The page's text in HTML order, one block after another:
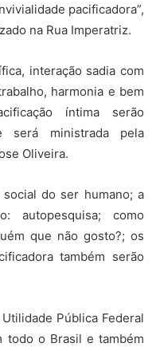
pacificadora”,
na Rua Imperatriz.
interação sadia com
harmonia e bem
íntima serão
será ministrada pela
Oliveira.
do ser humano; a
autopesquisa; como
que não gosto?; os
também serão
Pública Federal
todo o Brasil e também